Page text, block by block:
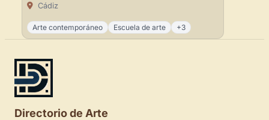
Cádiz
Arte contemporáneo Escuela de arte +3
Directorio de Arte